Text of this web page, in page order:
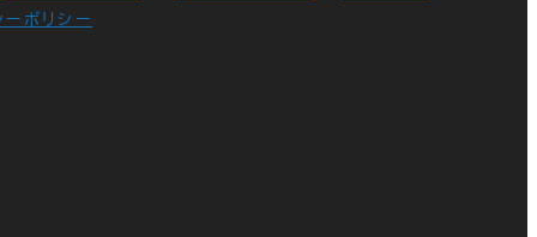
ーポリシー